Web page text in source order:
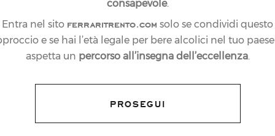
consapevole.
Entra nel sito ferraritrento.com solo se condividi questo
e se hai l’età legale per bere alcolici nel tuo
aspetta un percorso all’insegna dell’eccellenza.
PROSEGUI